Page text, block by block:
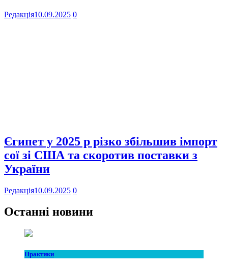
Редакція10.09.2025 0
Єгипет у 2025 р різко збільшив імпорт
сої зі США та скоротив поставки з
України
Редакція10.09.2025 0
Останні новини
Практики